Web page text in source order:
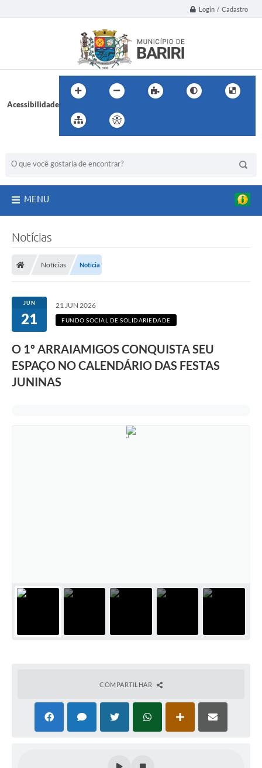
Login / Cadastro
Acessibilidade
MENU
Notícias
Notícias Notícia
JUN
21
21 JUN 2026
FUNDO SOCIAL DE SOLIDARIEDADE
O 1º ARRAIAMIGOS CONQUISTA SEU
ESPAÇO NO CALENDÁRIO DAS FESTAS
JUNINAS
COMPARTILHAR